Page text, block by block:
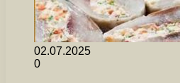
02.07.2025
0